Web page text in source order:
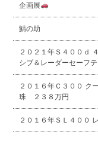
企画展
鯖の助
２０２１年Ｓ４００ｄ
シブ＆レーダーセーフ
２０１６年Ｃ３００ ク
珠 ２３８万円
２０１６年ＳＬ４００